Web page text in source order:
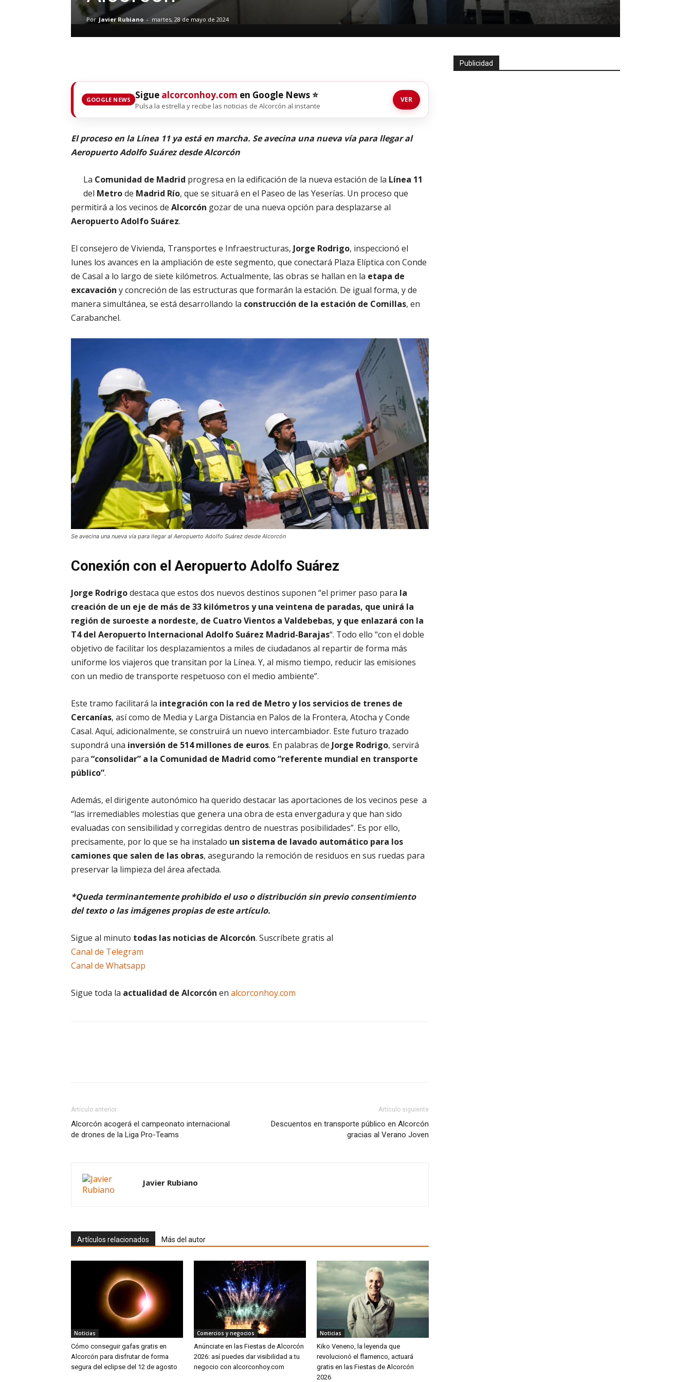
Por Javier Rubiano - martes, 28 de mayo de 2024
GOOGLE NEWS Sigue alcorconhoy.com en Google News ⭐
Pulsa la estrella y recibe las noticias de Alcorcón al instante
VER
El proceso en la Línea 11 ya está en marcha. Se avecina una nueva vía para llegar al
Aeropuerto Adolfo Suárez desde Alcorcón
La Comunidad de Madrid progresa en la edificación de la nueva estación de la Línea 11
del Metrode Madrid Río, que se situará en el Paseo de las Yeserías. Un proceso que
permitirá a los vecinos de Alcorcón gozar de una nueva opción para desplazarse al
Aeropuerto Adolfo Suárez.
El consejero de Vivienda, Transportes e Infraestructuras, Jorge Rodrigo, inspeccionó el
lunes los avances en la ampliación de este segmento, que conectará Plaza Elíptica con Conde
de Casal a lo largo de siete kilómetros. Actualmente, las obras se hallan en la etapa de
excavación y concreción de las estructuras que formarán la estación. De igual forma, y de
manera simultánea, se está desarrollando la construcción de la estación de Comillas, en
Carabanchel.
Se avecina una nueva vía para llegar al Aeropuerto Adolfo Suárez desde Alcorcón
Conexión con el Aeropuerto Adolfo Suárez
Jorge Rodrigodestaca que estos dos nuevos destinos suponen “el primer paso para la
creación de un eje de más de 33 kilómetros y una veintena de paradas, que unirá la
región de suroeste a nordeste, de Cuatro Vientos a Valdebebas, y que enlazará con la
T4 del Aeropuerto Internacional Adolfo Suárez Madrid-Barajas“. Todo ello “con el doble
objetivo de facilitar los desplazamientos a miles de ciudadanos al repartir de forma más
uniforme los viajeros que transitan por la Línea. Y, al mismo tiempo, reducir las emisiones
con un medio de transporte respetuoso con el medio ambiente”.
Este tramo facilitará la integración con la red de Metro y los servicios de trenes de
Cercanías, así como de Media y Larga Distancia en Palos de la Frontera, Atocha y Conde
Casal. Aquí, adicionalmente, se construirá un nuevo intercambiador. Este futuro trazado
supondrá una inversión de 514 millones de euros. En palabras de Jorge Rodrigo, servirá
para “consolidar” a la Comunidad de Madrid como “referente mundial en transporte
público”.
Además, el dirigente autonómico ha querido destacar las aportaciones de los vecinos pese a
“las irremediables molestias que genera una obra de esta envergadura y que han sido
evaluadas con sensibilidad y corregidas dentro de nuestras posibilidades”. Es por ello,
precisamente, por lo que se ha instalado un sistema de lavado automático para los
camiones que salen de las obras, asegurando la remoción de residuos en sus ruedas para
preservar la limpieza del área afectada.
*Queda terminantemente prohibido el uso o distribución sin previo consentimiento
del texto o las imágenes propias de este artículo.
Sigue al minuto todas las noticias de Alcorcón. Suscríbete gratis al
Canal de Telegram
Canal de Whatsapp
Sigue toda la actualidad de Alcorcón en alcorconhoy.com
Artículo anterior
Alcorcón acogerá el campeonato internacional
de drones de la Liga Pro-Teams
Artículo siguiente
Descuentos en transporte público en Alcorcón
gracias al Verano Joven
Javier Rubiano
Artículos relacionados Más del autor
Noticias
Cómo conseguir gafas gratis en
Alcorcón para disfrutar de forma
segura del eclipse del 12 de agosto
Comercios y negocios
Anúnciate en las Fiestas de Alcorcón
2026: así puedes dar visibilidad a tu
negocio con alcorconhoy.com
Noticias
Kiko Veneno, la leyenda que
revolucionó el flamenco, actuará
gratis en las Fiestas de Alcorcón
2026
Publicidad